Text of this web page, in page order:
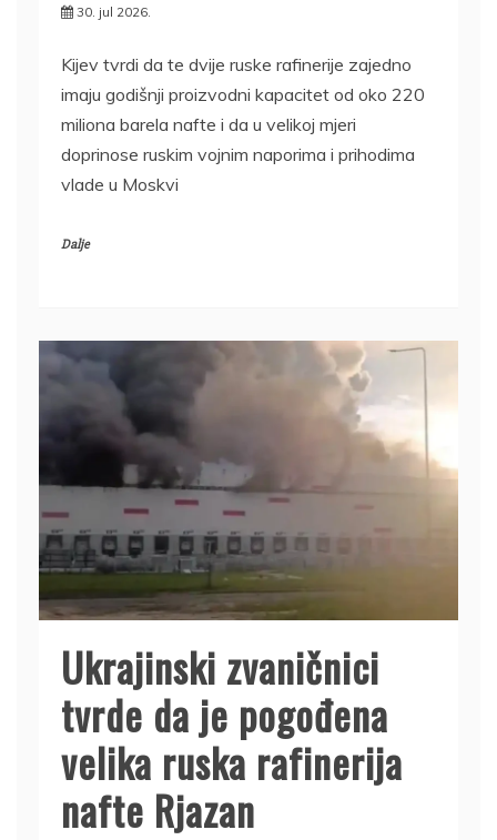
30. jul 2026.
Kijev tvrdi da te dvije ruske rafinerije zajedno
imaju godišnji proizvodni kapacitet od oko 220
miliona barela nafte i da u velikoj mjeri
doprinose ruskim vojnim naporima i prihodima
vlade u Moskvi
Dalje
Ukrajinski zvaničnici
tvrde da je pogođena
velika ruska rafinerija
nafte Rjazan